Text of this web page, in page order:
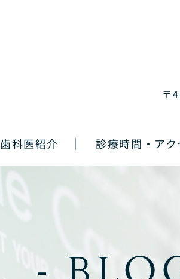
〒
歯科医紹介 診療時間・アク